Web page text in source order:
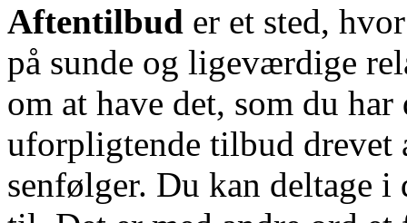
Aftentilbud er et sted,
på sunde og ligeværdige
om at have det, som du
uforpligtende tilbud
senfølger. Du kan deltage